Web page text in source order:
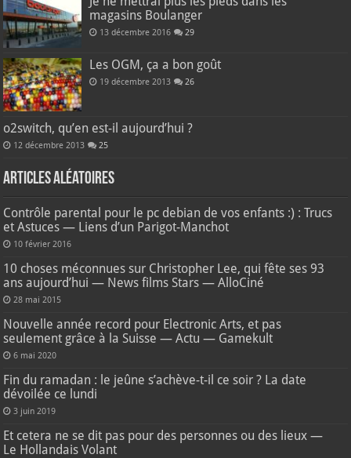
magasins Boulanger
13 décembre 2016 29
Les OGM, ça a bon goût
19 décembre 2013 26
o2switch, qu’en est-il aujourd’hui ?
12 décembre 2013 25
Articles aléatoires
Contrôle parental pour le pc debian de vos enfants :) : Trucs
et Astuces — Liens d’un Parigot-Manchot
10 février 2016
10 choses méconnues sur Christopher Lee, qui fête ses 93
ans aujourd’hui — News films Stars — AlloCiné
28 mai 2015
Nouvelle année record pour Electronic Arts, et pas
seulement grâce à la Suisse — Actu — Gamekult
6 mai 2020
Fin du ramadan : le jeûne s’achève-t-il ce soir ? La date
dévoilée ce lundi
3 juin 2019
Et cetera ne se dit pas pour des personnes ou des lieux —
Le Hollandais Volant